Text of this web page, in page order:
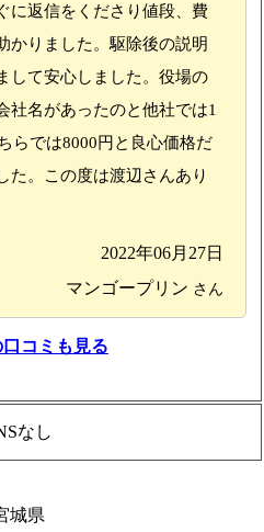
に返信をくださり値段、費
かりました。駆除後の説明
して安心しました。役場の
社名があったのと他社では1
らでは8000円と良心価格だ
た。この度は渡辺さんあり
2022年06月27日
マンゴープリン さん
コミも見る
なし
城県